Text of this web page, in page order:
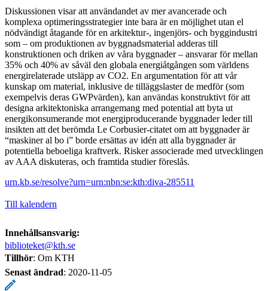
Diskussionen visar att användandet av mer avancerade och
komplexa optimeringsstrategier inte bara är en möjlighet utan el
nödvändigt åtagande för en arkitektur-, ingenjörs- och byggindustri
som – om produktionen av byggnadsmaterial adderas till
konstruktionen och driken av våra byggnader – ansvarar för mellan
35% och 40% av såväl den globala energiåtgången som världens
energirelaterade utsläpp av CO2. En argumentation för att vår
kunskap om material, inklusive de tilläggslaster de medför (som
exempelvis deras GWPvärden), kan användas konstruktivt för att
designa arkitektoniska arrangemang med potential att byta ut
energikonsumerande mot energiproducerande byggnader leder till
insikten att det berömda Le Corbusier-citatet om att byggnader är
“maskiner al bo i” borde ersättas av idén att alla byggnader är
potentiella beboeliga kraftverk. Risker associerade med utvecklingen
av AAA diskuteras, och framtida studier föreslås.
urn.kb.se/resolve?urn=urn:nbn:se:kth:diva-285511
Till kalendern
Innehållsansvarig:
biblioteket@kth.se
Tillhör: Om KTH
Senast ändrad: 2020-11-05